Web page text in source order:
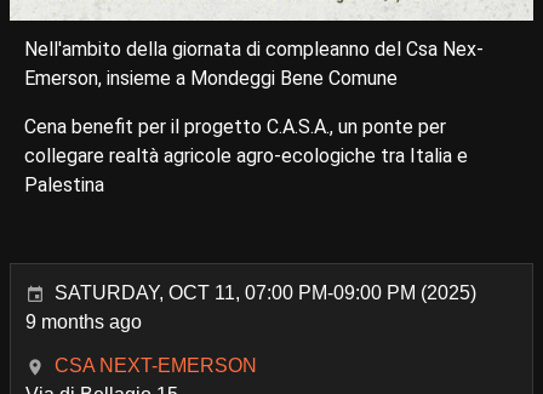
Nell'ambito della giornata di compleanno del Csa Nex-
Emerson, insieme a Mondeggi Bene Comune
Cena benefit per il progetto C.A.S.A., un ponte per
collegare realtà agricole agro-ecologiche tra Italia e
Palestina
SATURDAY, OCT 11, 07:00 PM-09:00 PM (2025)
9 months ago
CSA NEXT-EMERSON